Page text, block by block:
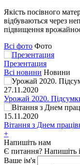
Якість посівного
відбуваються через
підвищення
Всі фото Фото
Презентация
Всі новини Новини
27.11.2020
Урожай 2020.
15.11.2020
Вітання з Днем
+
Напишіть нам
Є питання? Напишіть
Ваше ім'я